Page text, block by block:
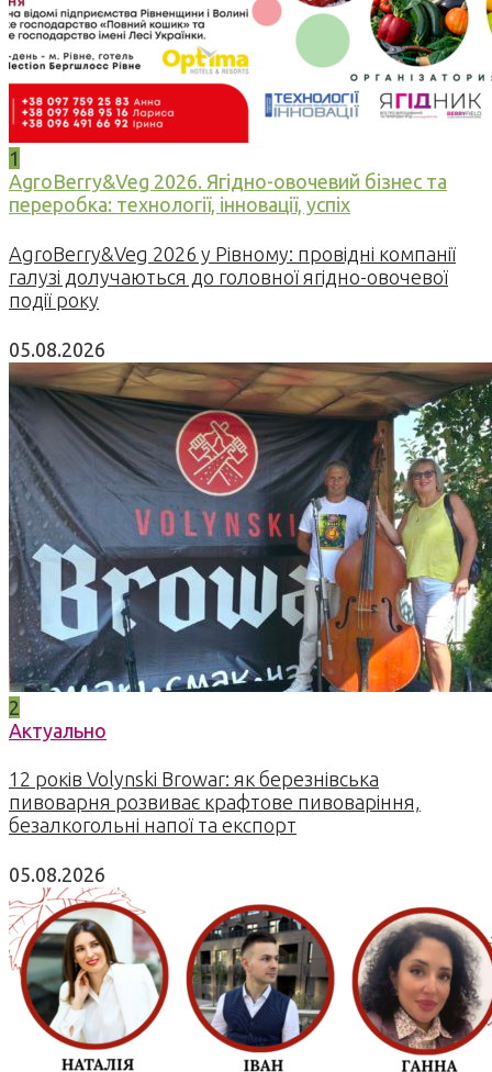
1
AgroBerry&Veg 2026. Ягідно-овочевий бізнес та
переробка: технології, інновації, успіх
AgroBerry&Veg 2026 у Рівному: провідні компанії
галузі долучаються до головної ягідно-овочевої
події року
05.08.2026
2
Актуально
12 років Volynski Browar: як березнівська
пивоварня розвиває крафтове пивоваріння,
безалкогольні напої та експорт
05.08.2026